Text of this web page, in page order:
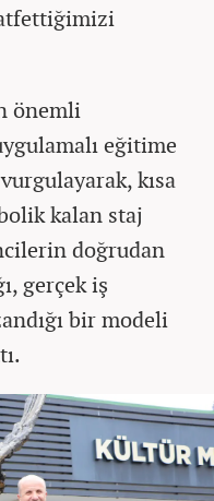
önemli
eğitime
kısa
kalan staj
doğrudan
gerçek iş
bir modeli